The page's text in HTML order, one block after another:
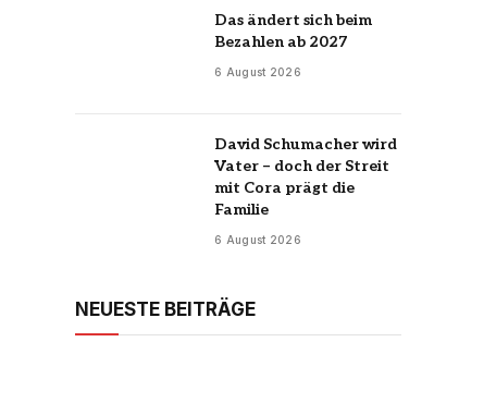
Das ändert sich beim
Bezahlen ab 2027
6 August 2026
David Schumacher wird
Vater – doch der Streit
mit Cora prägt die
Familie
6 August 2026
NEUESTE BEITRÄGE